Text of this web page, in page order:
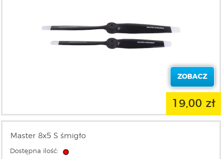
ZOBACZ
19,00 zł
Master 8x5 S śmigło
Dostępna ilość: